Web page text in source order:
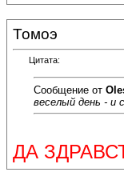
Томоэ
Цитата:
Сообщение от
веселый день - и
ДА